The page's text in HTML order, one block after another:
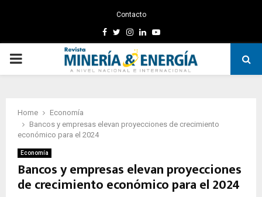
Contacto
Facebook
TwitterInstagram
LinkedinYoutube
PRIMARY
Home
Economía
Bancos y empresas elevan proyecciones de crecimiento
económico para el 2024
Economía
Bancos y empresas elevan proyecciones
de crecimiento económico para el 2024